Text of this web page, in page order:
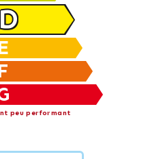
D
peu performant